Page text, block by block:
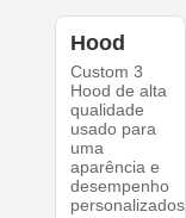
Hood
Custom 3
Hood de alta
qualidade
usado para
uma
aparência e
desempenho
personalizados.